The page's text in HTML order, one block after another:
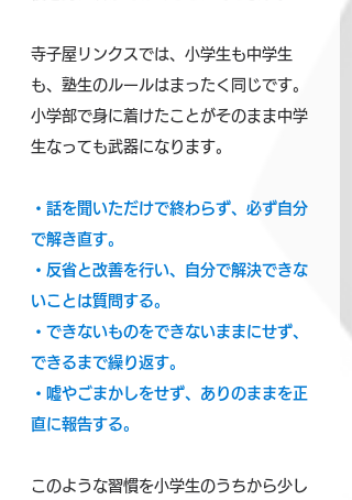
寺子屋リンクスでは、小学生も中学生
も、塾生のルールはまったく同じです。
小学部で身に着けたことがそのまま中学
生なっても武器になります。
・話を聞いただけで終わらず、必ず自分
で解き直す。
・反省と改善を行い、自分で解決できな
いことは質問する。
・できないものをできないままにせず、
できるまで繰り返す。
・嘘やごまかしをせず、ありのままを正
直に報告する。
このような習慣を小学生のうちから少し